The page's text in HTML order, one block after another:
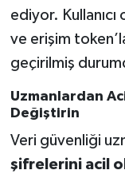
ediyor.
ve erişim
geçirilmiş
Uzmanlardan
Değiştirin
Veri güvenliği
şifrelerini acil